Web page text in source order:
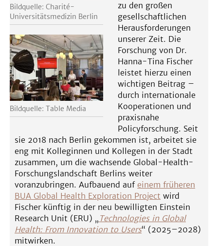
Bildquelle: Charité-
Universitätsmedizin Berlin
Bildquelle: Table Media
zu den großen
gesellschaftlichen
Herausforderungen
unserer Zeit. Die
Forschung von Dr.
Hanna-Tina Fischer
leistet hierzu einen
wichtigen Beitrag –
durch internationale
Kooperationen und
praxisnahe
Policyforschung. Seit
sie 2018 nach Berlin gekommen ist, arbeitet sie
eng mit Kolleginnen und Kollegen in der Stadt
zusammen, um die wachsende Global-Health-
Forschungslandschaft Berlins weiter
voranzubringen. Aufbauend auf einem früheren
BUA Global Health Exploration Project wird
Fischer künftig in der neu bewilligten Einstein
Research Unit (ERU) „ Technologies in Global
Health: From Innovation to Users“ (2025–2028)
mitwirken.